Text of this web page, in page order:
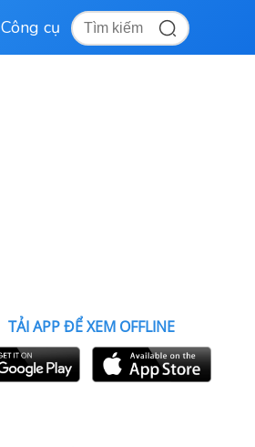
Công cụ
TẢI APP ĐỂ XEM OFFLINE